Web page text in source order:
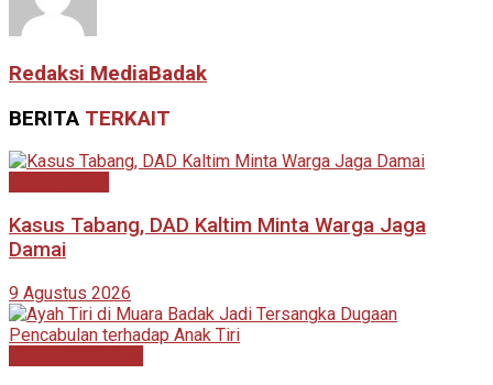
Redaksi MediaBadak
BERITA TERKAIT
Kasus Tabang, DAD Kaltim Minta Warga Jaga
Damai
9 Agustus 2026